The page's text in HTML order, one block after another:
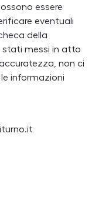
essere
eventuali
della
stati messi in atto
non ci
informazioni